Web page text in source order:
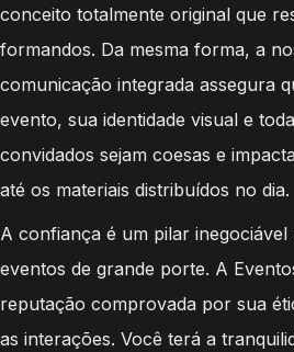
conceito totalmente original que
formandos. Da mesma forma, a
comunicação integrada assegura
evento, sua identidade visual e
convidados sejam coesas e
até os materiais distribuídos no dia.
A confiança é um pilar inegociável
eventos de grande porte. A
reputação comprovada por sua
as interações. Você terá a